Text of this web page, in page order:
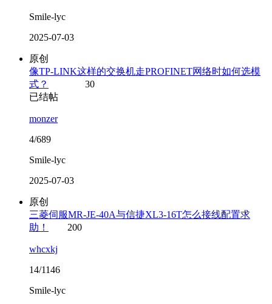
Smile-lyc
2025-07-03
原创
像TP-LINK这样的交换机走PROFINET网络时如何选模
式？
30
已结帖
monzer
4/689
Smile-lyc
2025-07-03
原创
三菱伺服MR-JE-40A与信捷XL3-16T怎么接线配置求
助！
200
whcxkj
14/1146
Smile-lyc